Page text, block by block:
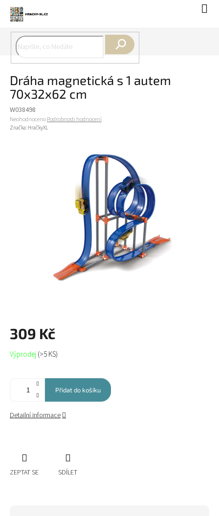
obsah
Dráha magnetická s 1 autem
70x32x62 cm
W038498
Průměrné
hodnocení
NeohodnocenoPodrobnosti hodnocení
Značka: HračkyXL
309 Kč
Měrná
cena:
Výprodej(>5 KS)
Přidat do košíku
Detailní informace
ZEPTAT SE SDÍLET